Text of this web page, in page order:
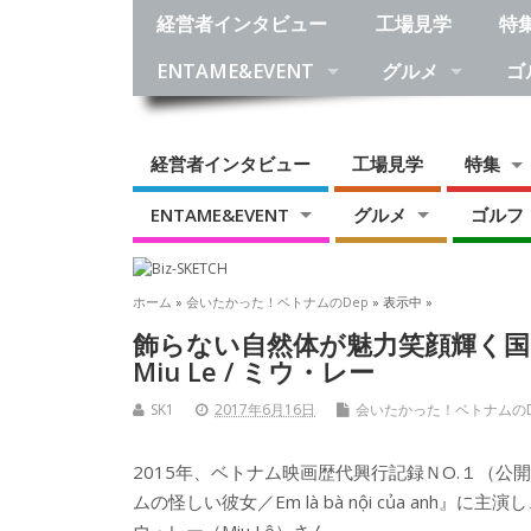
経営者インタビュー 工場見学
特
ENTAME&EVENT
グルメ ゴ
経営者インタビュー 工場見学 特集
ENTAME&EVENT グルメ ゴルフ
ホーム » 会いたかった！ベトナムのDep » 表示中 »
飾らない自然体が魅力笑顔輝く
Miu Le / ミウ・レー
SK1 2017年6月16日 会いたかった！ベトナム
2015年、ベトナム映画歴代興行記録ＮO.１（公
ムの怪しい彼女／Em là bà nội của anh』に主演